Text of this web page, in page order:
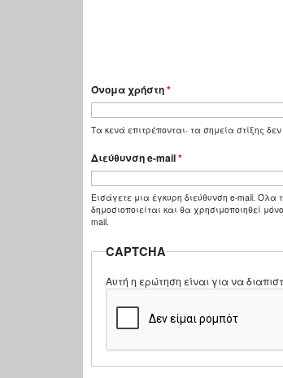
Όνομα χρήστη*
Τα κενά επιτρέπονται· τα σημεία στίξης
Διεύθυνση e-mail*
Εισάγετε μια έγκυρη διεύθυνση e-mail. Όλα
δημοσιοποιείται και θα χρησιμοποιηθεί
mail.
CAPTCHA
Αυτή η ερώτηση είναι για να